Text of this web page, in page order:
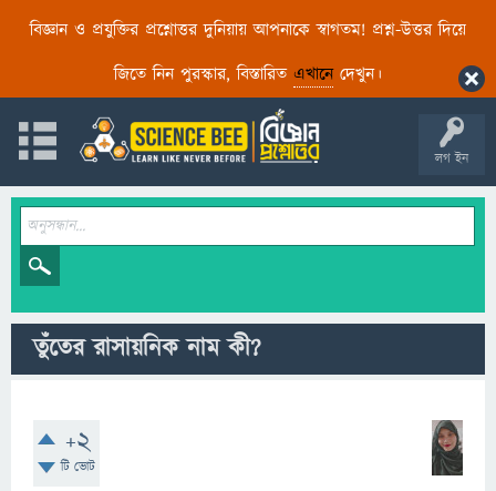
বিজ্ঞান ও প্রযুক্তির প্রশ্নোত্তর দুনিয়ায় আপনাকে স্বাগতম! প্রশ্ন-উত্তর দিয়ে
জিতে নিন পুরস্কার, বিস্তারিত এখানেদেখুন।
লগ ইন
তুঁতের রাসায়নিক নাম কী?
+2
টি ভোট